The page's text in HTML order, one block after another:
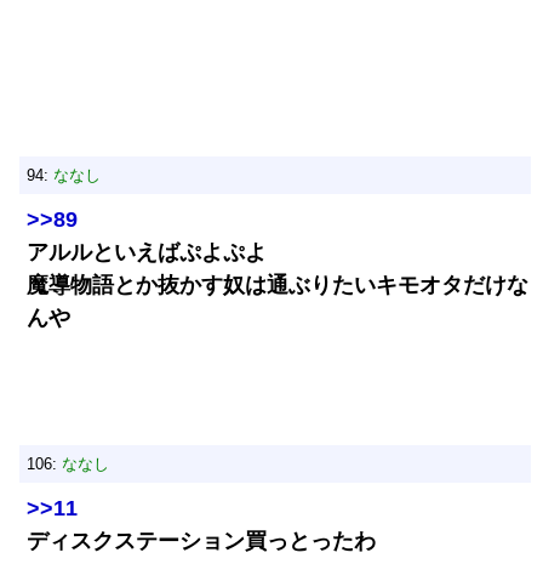
94: ななし
>>89
アルルといえばぷよぷよ
魔導物語とか抜かす奴は通ぶりたいキモオタだけな
んや
106: ななし
>>11
ディスクステーション買っとったわ